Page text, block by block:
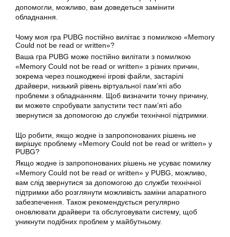
допомогли, можливо, вам доведеться замінити
обладнання.
Чому моя гра PUBG постійно вилітає з помилкою «Memory
Could not be read or written»?
Ваша гра PUBG може постійно вилітати з помилкою
«Memory Could not be read or written» з різних причин,
зокрема через пошкоджені ігрові файли, застарілі
драйвери, низький рівень віртуальної пам’яті або
проблеми з обладнанням. Щоб визначити точну причину,
ви можете спробувати запустити тест пам’яті або
звернутися за допомогою до служби технічної підтримки.
Що робити, якщо жодне із запропонованих рішень не
вирішує проблему «Memory Could not be read or written» у
PUBG?
Якщо жодне із запропонованих рішень не усуває помилку
«Memory Could not be read or written» у PUBG, можливо,
вам слід звернутися за допомогою до служби технічної
підтримки або розглянути можливість заміни апаратного
забезпечення. Також рекомендується регулярно
оновлювати драйвери та обслуговувати систему, щоб
уникнути подібних проблем у майбутньому.